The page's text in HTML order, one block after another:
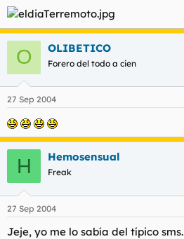
l
t
e
m
i
o
O OLIBETICO
Forero del todo a cien
27 Sep 2004
H Hemosensual
Freak
27 Sep 2004
Jeje, yo me lo sabía del típico sms.